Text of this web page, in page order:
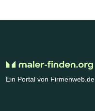
Ein Portal von Firmenweb.de